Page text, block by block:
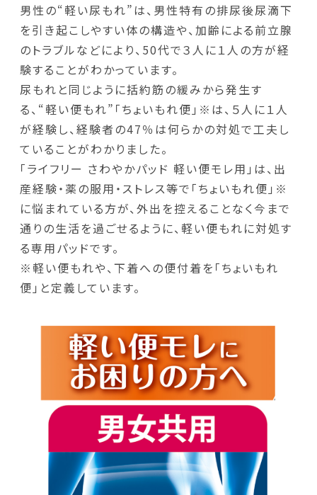
男性の“軽い尿もれ”は、男性特有の排尿後尿滴下
を引き起こしやすい体の構造や、加齢による前立腺
のトラブルなどにより、50代で３人に１人の方が経
験することがわかっています。
尿もれと同じように括約筋の緩みから発生す
る、“軽い便もれ”「ちょいもれ便」※は、５人に１人
が経験し、経験者の47％は何らかの対処で工夫し
ていることがわかりました。
「ライフリー さわやかパッド 軽い便モレ用」は、出
産経験・薬の服用・ストレス等で「ちょいもれ便」※
に悩まれている方が、外出を控えることなく今まで
通りの生活を過ごせるように、軽い便もれに対処す
る専用パッドです。
※軽い便もれや、下着への便付着を「ちょいもれ
便」と定義しています。